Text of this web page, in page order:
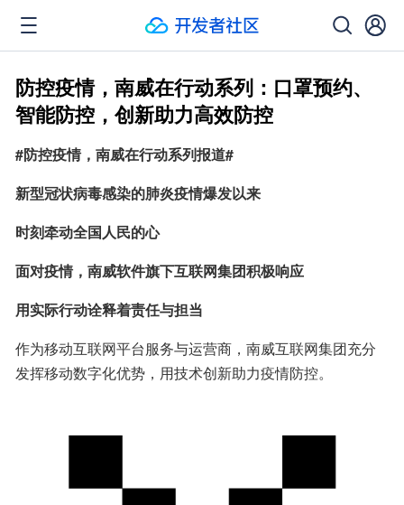
防控疫情，南威在行动系列：口罩预约、
智能防控，创新助力高效防控
#防控疫情，南威在行动系列报道#
新型冠状病毒感染的肺炎疫情爆发以来
时刻牵动全国人民的心
面对疫情，南威软件旗下互联网集团积极响应
用实际行动诠释着责任与担当
作为移动互联网平台服务与运营商，南威互联网集团充分
发挥移动数字化优势，用技术创新助力疫情防控。